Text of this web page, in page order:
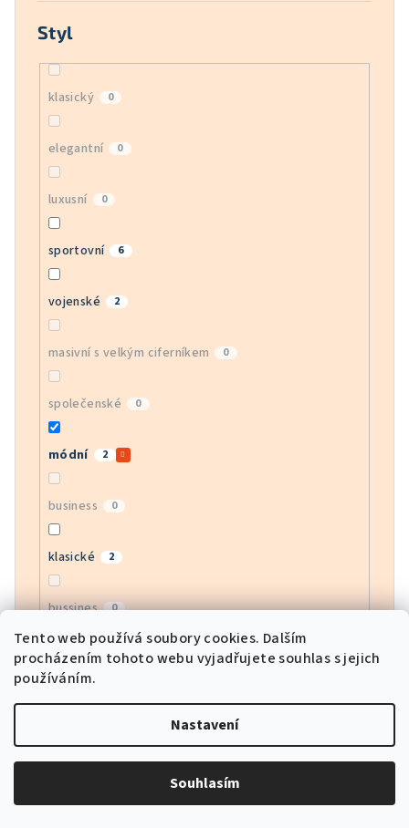
Tento web používá soubory cookies. Dalším
procházením tohoto webu vyjadřujete souhlas s jejich
používáním.
Nastavení
Souhlasím
Styl
klasický 0
elegantní 0
luxusní 0
sportovní 6
vojenské 2
masivní s velkým ciferníkem 0
společenské 0
módní 2
business 0
klasické 2
bussines 0
moderní 2
army 0
motorkářské 0